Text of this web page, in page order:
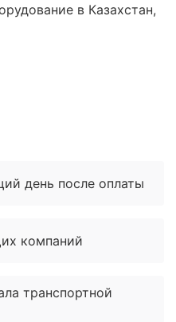
в Казахстан,
день после оплаты
компаний
транспортной